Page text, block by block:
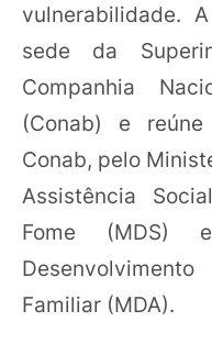
vulnerabilidade.
sede da
Companhia
(Conab) e
Conab, pelo
Assistência
Fome (MDS)
Familiar (MDA).